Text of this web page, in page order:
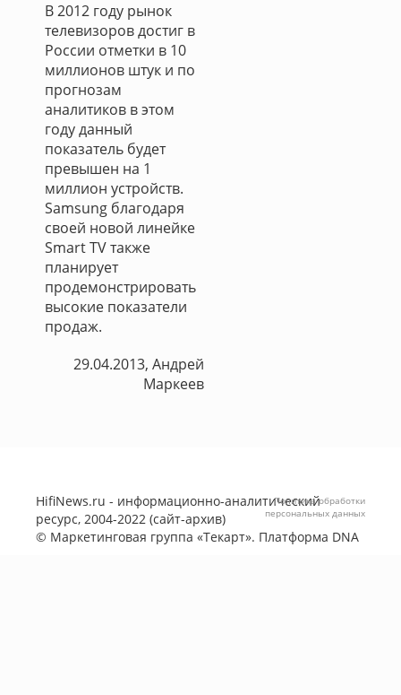
В 2012 году рынок
телевизоров достиг в
России отметки в 10
миллионов штук и по
прогнозам
аналитиков в этом
году данный
показатель будет
превышен на 1
миллион устройств.
Samsung благодаря
своей новой линейке
Smart TV также
планирует
продемонстрировать
высокие показатели
продаж.
29.04.2013, Андрей
Маркеев
HifiNews.ru - информационно-аналитический
ресурс, 2004-2022 (сайт-архив)
© Маркетинговая группа «Текарт». Платформа DNA
Политика обработки
персональных данных